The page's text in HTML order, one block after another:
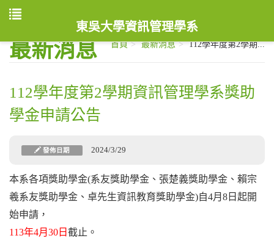
東吳大學資訊管理學系
最新消息 首頁 最新消息 112學年度第2學期...
112學年度第2學期資訊管理學系獎助
學金申請公告
發佈日期 2024/3/29
本系各項獎助學金(系友獎助學金、張楚義獎助學金、賴宗
羲系友獎助學金、卓先生資訊教育獎助學金)自4月8日起開
始申請，
113年4月30日 截止。